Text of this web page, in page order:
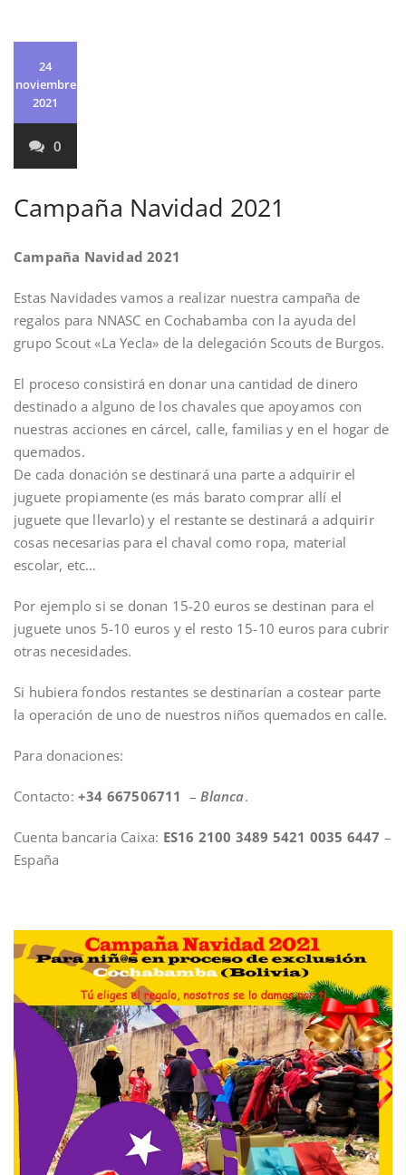
24
noviembre
2021
0
Campaña Navidad 2021
Campaña Navidad 2021
Estas Navidades vamos a realizar nuestra campaña de
regalos para NNASC en Cochabamba con la ayuda del
grupo Scout «La Yecla» de la delegación Scouts de Burgos.
El proceso consistirá en donar una cantidad de dinero
destinado a alguno de los chavales que apoyamos con
nuestras acciones en cárcel, calle, familias y en el hogar de
quemados.
De cada donación se destinará una parte a adquirir el
juguete propiamente (es más barato comprar allí el
juguete que llevarlo) y el restante se destinará a adquirir
cosas necesarias para el chaval como ropa, material
escolar, etc…
Por ejemplo si se donan 15-20 euros se destinan para el
juguete unos 5-10 euros y el resto 15-10 euros para cubrir
otras necesidades.
Si hubiera fondos restantes se destinarían a costear parte
la operación de uno de nuestros niños quemados en calle.
Para donaciones:
Contacto: +34 667506711 –Blanca.
Cuenta bancaria Caixa: ES16 2100 3489 5421 0035 6447 –
España